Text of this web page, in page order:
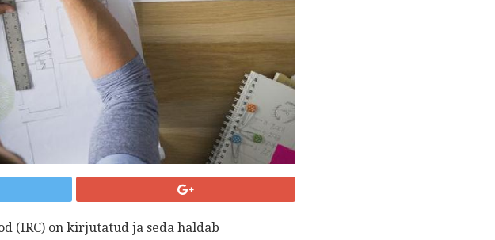
(IRC) on kirjutatud ja seda haldab